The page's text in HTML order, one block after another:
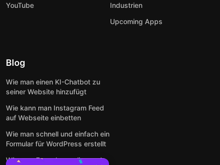
YouTube
Industrien
Upcoming Apps
Blog
Wie man einen KI-Chatbot zu
seiner Website hinzufügt
Wie kann man Instagram Feed
auf Webseite einbetten
Wie man schnell und einfach ein
Formular für WordPress erstellt
Wie man Formulare online und